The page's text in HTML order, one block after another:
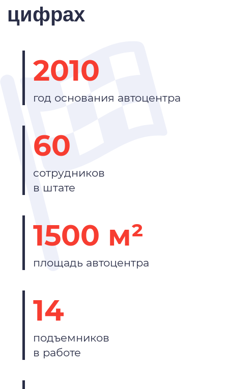
цифрах
2010
год основания автоцентра
60
сотрудников
в штате
1500 м²
площадь автоцентра
14
подъемников
в работе